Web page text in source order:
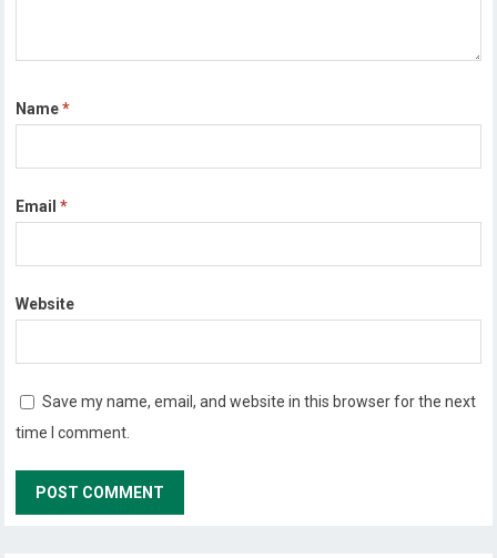
Name*
Email*
Website
Save my name, email, and website in this browser for the next
time I comment.